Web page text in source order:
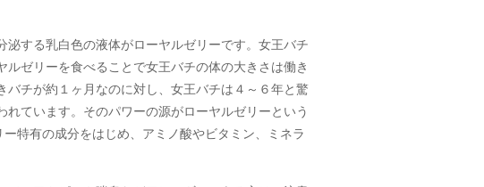
する乳白色の液体がローヤルゼリーです。女王バチ
ゼリーを食べることで女王バチの体の大きさは働き
チが約１ヶ月なのに対し、女王バチは４～６年と驚
ています。そのパワーの源がローヤルゼリーという
特有の成分をはじめ、アミノ酸やビタミン、ミネラ